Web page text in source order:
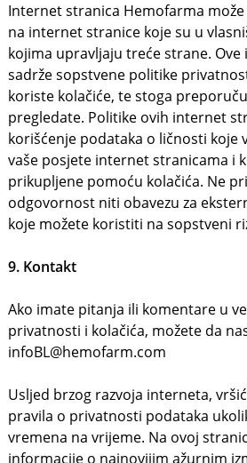
Internet stranica Hemofarma
na internet stranice koje su u
kojima upravljaju treće strane.
sadrže sopstvene politike
koriste kolačiće, te stoga
pregledate. Politike ovih internet
korišćenje podataka o ličnosti koje
vaše posjete internet stranicama i
prikupljene pomoću kolačića. Ne
odgovornost niti obavezu za
koje možete koristiti na sopstveni
9. Kontakt
Ako imate pitanja ili komentare u
privatnosti i kolačića, možete da
infoBL@hemofarm.com
Usljed brzog razvoja interneta,
pravila o privatnosti podataka
vremena na vrijeme. Na ovoj
informacije o najnovijim ažurnim